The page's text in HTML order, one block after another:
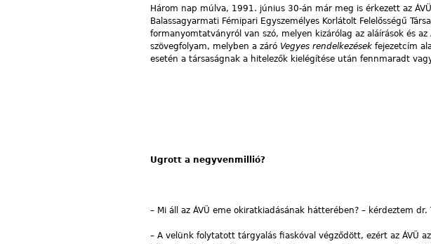
Három nap múlva, 1991. június 30-án már meg is érkezett az ÁVÜ
Balassagyarmati Fémipari Egyszemélyes Korlátolt Felelősségű
formanyomtatványról van szó, melyen kizárólag az aláírások és
szövegfolyam, melyben a záró Vegyes rendelkezések fejezetcím
esetén a társaságnak a hitelezők kielégítése után fennmaradt
Ugrott a negyvenmillió?
– Mi áll az ÁVÜ eme okiratkiadásának hátterében? – kérdeztem
– A velünk folytatott tárgyalás fiaskóval végződött, ezért az ÁVÜ